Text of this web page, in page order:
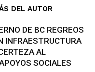
DEL AUTOR
DE BC REGREOS
INFRAESTRUCTURA
AL
SOCIALES